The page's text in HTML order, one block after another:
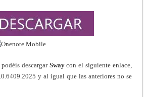
descargar Swaycon el siguiente enlace,
y al igual que las anteriores no se